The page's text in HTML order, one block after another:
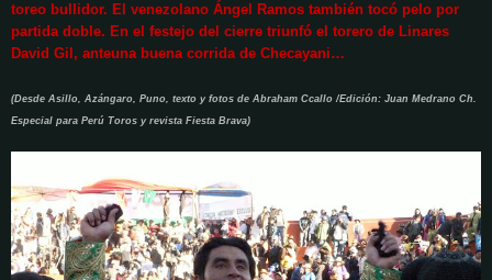
toreo bullidor. El venezolano Ángel Ramos también tocó pelo por
partida doble. En el festejo del cierre triunfó el torero de Linares
David Gil, anteuna buena corrida de Checayani…
(Desde Asillo, Azángaro, Puno, texto y fotos de Abraham Ccallo /Edición: Juan Medrano Ch.
Especial para Perú Toros y revista Fiesta Brava)